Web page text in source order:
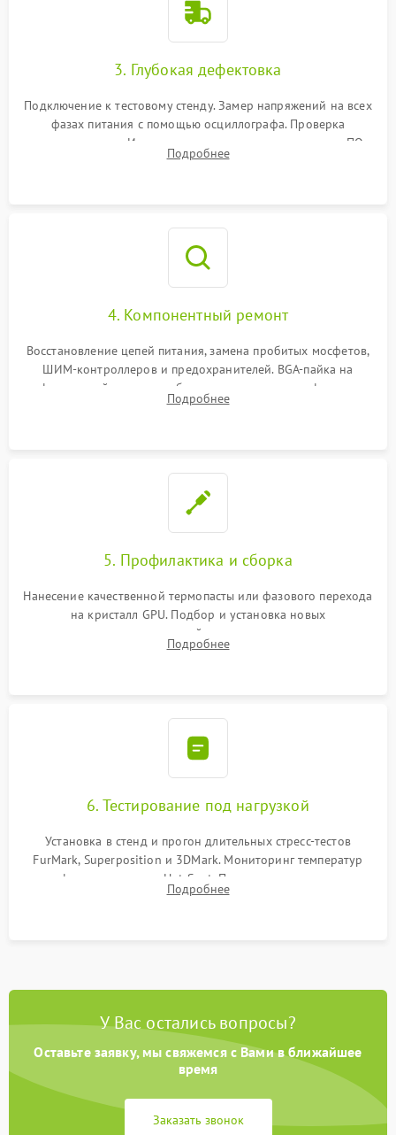
3. Глубокая дефектовка
Подключение к тестовому стенду. Замер напряжений на всех
фазах питания с помощью осциллографа. Проверка
инициализации. Использование специализированного ПО
MATS
Подробнее
4. Компонентный ремонт
Восстановление цепей питания, замена пробитых мосфетов,
ШИМ-контроллеров и предохранителей. BGA-пайка на
инфракрасной станции реболлинг или замена графического
чипа и дефектной памяти GDDR. Прошивка BIOS
Подробнее
5. Профилактика и сборка
Нанесение качественной термопасты или фазового перехода
на кристалл GPU. Подбор и установка новых
термопрокладок правильной толщины на память и цепи
питания. Монтаж радиатора и бэкплейта, подключение и
Подробнее
6. Тестирование под нагрузкой
Установка в стенд и прогон длительных стресс-тестов
FurMark, Superposition и 3DMark. Мониторинг температур
графического чипа и Hot Spot. Проверка на отсутствие
артефактов изображения, вылетов драйвера и зависаний.
Подробнее
У Вас остались вопросы?
Оставьте заявку, мы свяжемся с Вами в ближайшее
время
Заказать звонок